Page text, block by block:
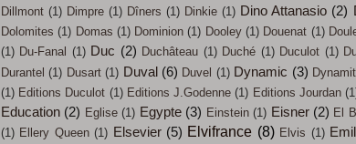
Dillmont (1) Dimpre (1) Dîners (1) Dinkie (1) Dino Attanasio (2)
Dolomites (1) Domas (1) Dominion (1) Dooley (1) Douenat (1)
(1) Du-Fanal (1) Duc (2) Duchâteau (1) Duché (1) Duculot (1)
Durantel (1) Dusart (1) Duval (6) Duvel (1) Dynamic (3)
(1) Editions Duculot (1) Editions J.Godenne (1) Editions Jourdan
Education (2) Eglise (1) Egypte (3) Einstein (1) Eisner (2) El
(1) Ellery Queen (1) Elsevier (5) Elvifrance (8) Elvis (1)